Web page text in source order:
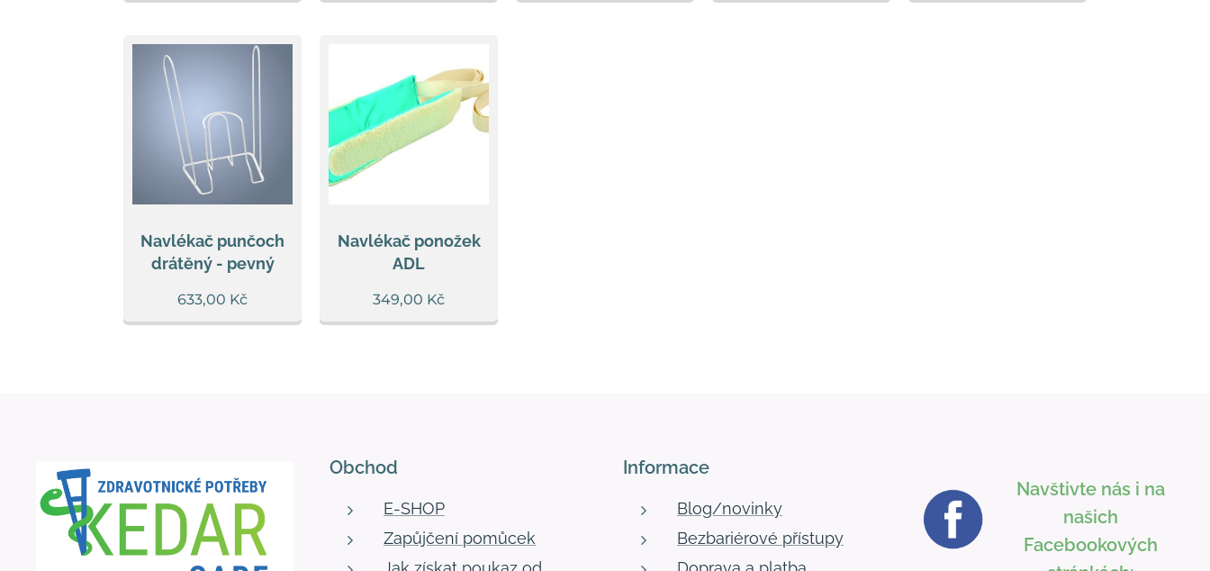
Navlékač punčoch
drátěný - pevný
633,00 Kč
Navlékač ponožek
ADL
349,00 Kč
Obchod
E-SHOP
Zapůjčení pomůcek
Informace
Blog/novinky
Bezbariérové přístupy
Navštivte nás i na
našich
Facebookových